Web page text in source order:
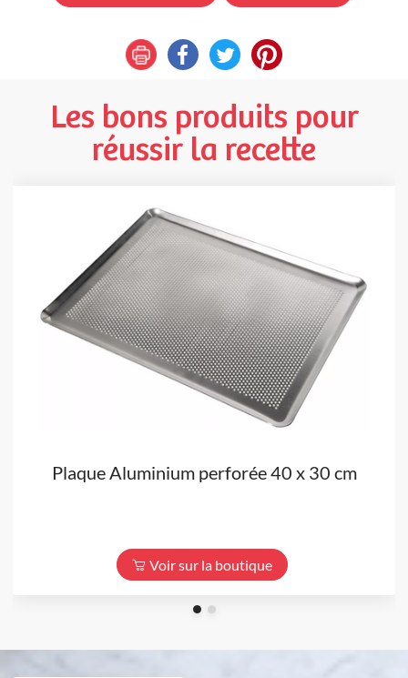
Les bons produits pour
réussir la recette
Plaque Aluminium perforée 40 x 30 cm
Voir sur la boutique